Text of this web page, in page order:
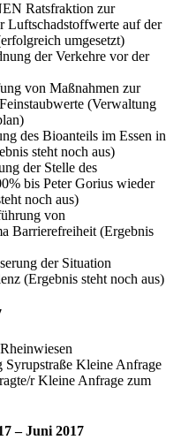
Ratsfraktion zur
Luftschadstoffwerte auf der
umgesetzt)
der Verkehre vor der
von Maßnahmen zur
(Verwaltung
des Bioanteils im Essen in
steht noch aus)
der Stelle des
bis Peter Gorius wieder
noch aus)
von
Barrierefreiheit (Ergebnis
der Situation
(Ergebnis steht noch aus)
Syrupstraße Kleine Anfrage
r Kleine Anfrage zum
– Juni 2017